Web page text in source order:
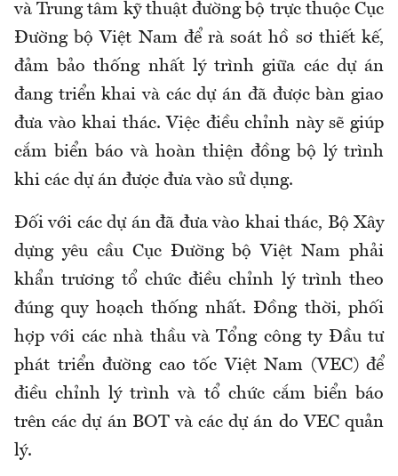
và Trung tâm kỹ thuật đường bộ trực thuộc Cục
Đường bộ Việt Nam để rà soát hồ sơ thiết kế,
đảm bảo thống nhất lý trình giữa các dự án
đang triển khai và các dự án đã được bàn giao
đưa vào khai thác. Việc điều chỉnh này sẽ giúp
cắm biển báo và hoàn thiện đồng bộ lý trình
khi các dự án được đưa vào sử dụng.
Đối với các dự án đã đưa vào khai thác, Bộ Xây
dựng yêu cầu Cục Đường bộ Việt Nam phải
khẩn trương tổ chức điều chỉnh lý trình theo
đúng quy hoạch thống nhất. Đồng thời, phối
hợp với các nhà thầu và Tổng công ty Đầu tư
phát triển đường cao tốc Việt Nam (VEC) để
điều chỉnh lý trình và tổ chức cắm biển báo
trên các dự án BOT và các dự án do VEC quản
lý.